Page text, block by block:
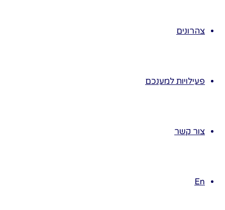
צהרונים
פעילויות למענכם
צור קשר
En